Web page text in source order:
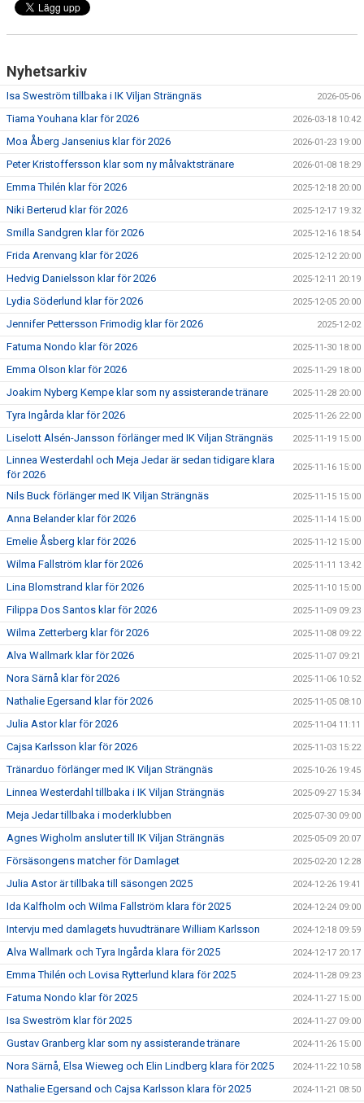
Nyhetsarkiv
Isa Sweström tillbaka i IK Viljan Strängnäs 2026-05-06
Tiama Youhana klar för 2026 2026-03-18 10:42
Moa Åberg Jansenius klar för 2026 2026-01-23 19:00
Peter Kristoffersson klar som ny målvaktstränare 2026-01-08 18:29
Emma Thilén klar för 2026 2025-12-18 20:00
Niki Berterud klar för 2026 2025-12-17 19:32
Smilla Sandgren klar för 2026 2025-12-16 18:54
Frida Arenvang klar för 2026 2025-12-12 20:00
Hedvig Danielsson klar för 2026 2025-12-11 20:19
Lydia Söderlund klar för 2026 2025-12-05 20:00
Jennifer Pettersson Frimodig klar för 2026 2025-12-02
Fatuma Nondo klar för 2026 2025-11-30 18:00
Emma Olson klar för 2026 2025-11-29 18:00
Joakim Nyberg Kempe klar som ny assisterande tränare 2025-11-28 20:00
Tyra Ingårda klar för 2026 2025-11-26 22:00
Liselott Alsén-Jansson förlänger med IK Viljan Strängnäs 2025-11-19 15:00
Linnea Westerdahl och Meja Jedar är sedan tidigare klara
för 2026
2025-11-16 15:00
Nils Buck förlänger med IK Viljan Strängnäs 2025-11-15 15:00
Anna Belander klar för 2026 2025-11-14 15:00
Emelie Åsberg klar för 2026 2025-11-12 15:00
Wilma Fallström klar för 2026 2025-11-11 13:42
Lina Blomstrand klar för 2026 2025-11-10 15:00
Filippa Dos Santos klar för 2026 2025-11-09 09:23
Wilma Zetterberg klar för 2026 2025-11-08 09:22
Alva Wallmark klar för 2026 2025-11-07 09:21
Nora Särnå klar för 2026 2025-11-06 10:52
Nathalie Egersand klar för 2026 2025-11-05 08:10
Julia Astor klar för 2026 2025-11-04 11:11
Cajsa Karlsson klar för 2026 2025-11-03 15:22
Tränarduo förlänger med IK Viljan Strängnäs 2025-10-26 19:45
Linnea Westerdahl tillbaka i IK Viljan Strängnäs 2025-09-27 15:34
Meja Jedar tillbaka i moderklubben 2025-07-30 09:00
Agnes Wigholm ansluter till IK Viljan Strängnäs 2025-05-09 20:07
Försäsongens matcher för Damlaget 2025-02-20 12:28
Julia Astor är tillbaka till säsongen 2025 2024-12-26 19:41
Ida Kalfholm och Wilma Fallström klara för 2025 2024-12-24 09:00
Intervju med damlagets huvudtränare William Karlsson 2024-12-18 09:59
Alva Wallmark och Tyra Ingårda klara för 2025 2024-12-17 20:17
Emma Thilén och Lovisa Rytterlund klara för 2025 2024-11-28 09:23
Fatuma Nondo klar för 2025 2024-11-27 15:00
Isa Sweström klar för 2025 2024-11-27 09:00
Gustav Granberg klar som ny assisterande tränare 2024-11-26 15:00
Nora Särnå, Elsa Wieweg och Elin Lindberg klara för 2025 2024-11-22 10:58
Nathalie Egersand och Cajsa Karlsson klara för 2025 2024-11-21 08:50